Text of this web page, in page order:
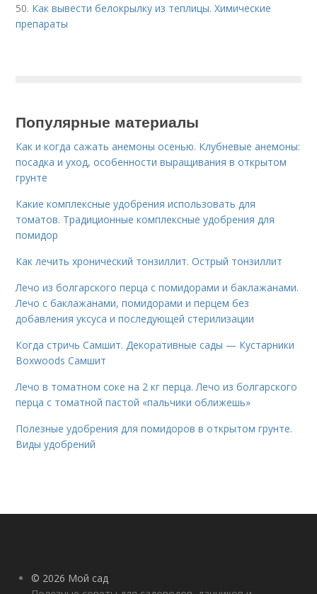
50. Как вывести белокрылку из теплицы. Химические
препараты
Популярные материалы
Как и когда сажать анемоны осенью. Клубневые анемоны:
посадка и уход, особенности выращивания в открытом
грунте
Какие комплексные удобрения использовать для
томатов. Традиционные комплексные удобрения для
помидор
Как лечить хронический тонзиллит. Острый тонзиллит
Лечо из болгарского перца с помидорами и баклажанами.
Лечо с баклажанами, помидорами и перцем без
добавления уксуса и последующей стерилизации
Когда стричь Самшит. Декоративные сады — Кустарники
Boxwoods Самшит
Лечо в томатном соке на 2 кг перца. Лечо из болгарского
перца с томатной пастой «пальчики оближешь»
Полезные удобрения для помидоров в открытом грунте.
Виды удобрений
© 2026 Мой сад